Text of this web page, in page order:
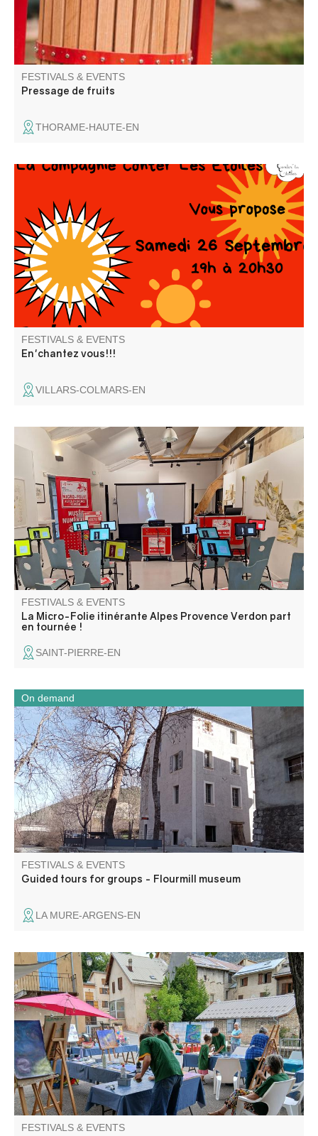
FESTIVALS & EVENTS
Pressage de fruits
THORAME-HAUTE-EN
FESTIVALS & EVENTS
En'chantez vous!!!
VILLARS-COLMARS-EN
La Micro-Folie itinérante Alpes Provence Verdon s'installe
à Saint-Pierre ! La Micro-Folie c'est un musée numérique,
un espace de réalité virtuelle, un fablab et une
ludothèque. Une programmation riche et ludique vous
attend pour petits et grands.
FESTIVALS & EVENTS
La Micro-Folie itinérante Alpes Provence Verdon part
en tournée !
SAINT-PIERRE-EN
Enter like in a mill! A unique museum in the region! This
former cloth mill was transformed into a flour mill in 1902.
For 70 years, this industrial mill produced flour. Now it's
reopening its doors for visitors to enjoy.
FESTIVALS & EVENTS
Guided tours for groups - Flourmill museum
On demand
LA MURE-ARGENS-EN
Pause Créative : un atelier créatif pour adultes et enfants
accompagnés, suivie de Music O’Sirop : un concert de
musique inspirée dans l’instant présent ; puis autour d’un
sirop, les rencontres et les partages se poursuivent dans
un esprit convivial.
FESTIVALS & EVENTS